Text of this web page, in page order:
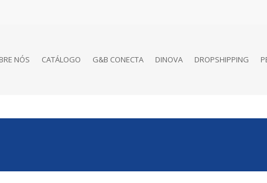
NÓS CATÁLOGO G&B CONECTA DINOVA DROPSHIPPING